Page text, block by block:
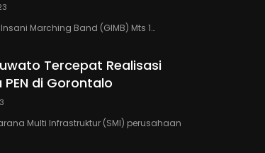
Insani Marching Band (GIMB) Mts 1…
Tercepat Realisasi
di Gorontalo
Multi Infrastruktur (SMI) perusahaan